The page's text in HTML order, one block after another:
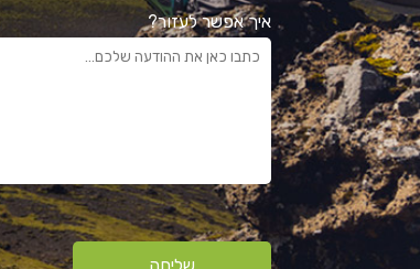
איך אפשר לעזור?
שליחה